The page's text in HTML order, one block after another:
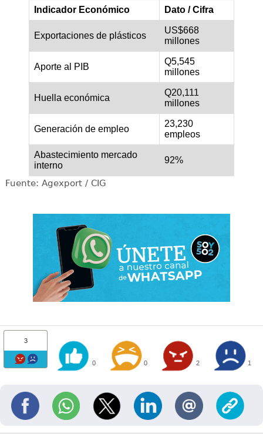
Indicador Económico Dato / Cifra
Exportaciones de plásticos
US$668
millones
Aporte al PIB
Q5,545
millones
Huella económica
Q20,111
millones
Generación de empleo
23,230
empleos
Abastecimiento mercado
interno
92%
Fuente: Agexport / CIG
3
0 0 2 1